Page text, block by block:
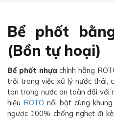
Bể phốt
(Bồn tự hoại)
Bể phốt nhựa chính hãng
trội trong việc xử lý nước thải,
tan trong nước an toàn đối với
hiệu ROTO nổi bật cùng
ngược 100% chống nghẹt đi